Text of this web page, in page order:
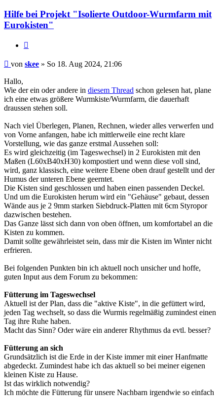
Hilfe bei Projekt "Isolierte Outdoor-Wurmfarm mit
Eurokisten"
Beitrag
von skee » So 18. Aug 2024, 21:06
Hallo,
Wie der ein oder andere in diesem Thread schon gelesen hat, plane
ich eine etwas größere Wurmkiste/Wurmfarm, die dauerhaft
draussen stehen soll.
Nach viel Überlegen, Planen, Rechnen, wieder alles verwerfen und
von Vorne anfangen, habe ich mittlerweile eine recht klare
Vorstellung, wie das ganze erstmal Aussehen soll:
Es wird gleichzeitig (im Tageswechsel) in 2 Eurokisten mit den
Maßen (L60xB40xH30) kompostiert und wenn diese voll sind,
wird, ganz klassisch, eine weitere Ebene oben drauf gestellt und der
Humus der unteren Ebene geerntet.
Die Kisten sind geschlossen und haben einen passenden Deckel.
Und um die Eurokisten herum wird ein "Gehäuse" gebaut, dessen
Wände aus je 2 9mm starken Siebdruck-Platten mit 6cm Styropor
dazwischen bestehen.
Das Ganze lässt sich dann von oben öffnen, um komfortabel an die
Kisten zu kommen.
Damit sollte gewährleistet sein, dass mir die Kisten im Winter nicht
erfrieren.
Bei folgenden Punkten bin ich aktuell noch unsicher und hoffe,
guten Input aus dem Forum zu bekommen:
Fütterung im Tageswechsel
Aktuell ist der Plan, dass die "aktive Kiste", in die gefüttert wird,
jeden Tag wechselt, so dass die Wurmis regelmäßig zumindest einen
Tag ihre Ruhe haben.
Macht das Sinn? Oder wäre ein anderer Rhythmus da evtl. besser?
Fütterung an sich
Grundsätzlich ist die Erde in der Kiste immer mit einer Hanfmatte
abgedeckt. Zumindest habe ich das aktuell so bei meiner eigenen
kleinen Kiste zu Hause.
Ist das wirklich notwendig?
Ich möchte die Fütterung für unsere Nachbarn irgendwie so einfach